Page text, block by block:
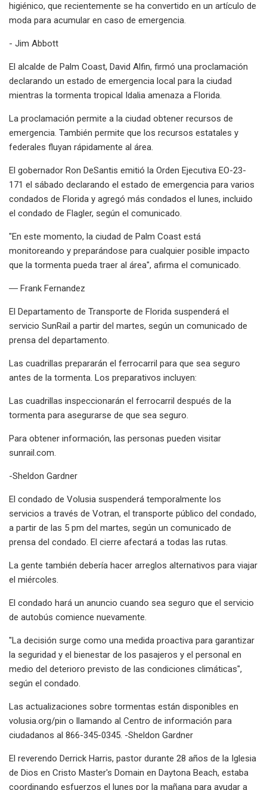
higiénico, que recientemente se ha convertido en un artículo de
moda para acumular en caso de emergencia.
- Jim Abbott
El alcalde de Palm Coast, David Alfin, firmó una proclamación
declarando un estado de emergencia local para la ciudad
mientras la tormenta tropical Idalia amenaza a Florida.
La proclamación permite a la ciudad obtener recursos de
emergencia. También permite que los recursos estatales y
federales fluyan rápidamente al área.
El gobernador Ron DeSantis emitió la Orden Ejecutiva EO-23-
171 el sábado declarando el estado de emergencia para varios
condados de Florida y agregó más condados el lunes, incluido
el condado de Flagler, según el comunicado.
"En este momento, la ciudad de Palm Coast está
monitoreando y preparándose para cualquier posible impacto
que la tormenta pueda traer al área", afirma el comunicado.
― Frank Fernandez
El Departamento de Transporte de Florida suspenderá el
servicio SunRail a partir del martes, según un comunicado de
prensa del departamento.
Las cuadrillas prepararán el ferrocarril para que sea seguro
antes de la tormenta. Los preparativos incluyen:
Las cuadrillas inspeccionarán el ferrocarril después de la
tormenta para asegurarse de que sea seguro.
Para obtener información, las personas pueden visitar
sunrail.com.
-Sheldon Gardner
El condado de Volusia suspenderá temporalmente los
servicios a través de Votran, el transporte público del condado,
a partir de las 5 pm del martes, según un comunicado de
prensa del condado. El cierre afectará a todas las rutas.
La gente también debería hacer arreglos alternativos para viajar
el miércoles.
El condado hará un anuncio cuando sea seguro que el servicio
de autobús comience nuevamente.
"La decisión surge como una medida proactiva para garantizar
la seguridad y el bienestar de los pasajeros y el personal en
medio del deterioro previsto de las condiciones climáticas",
según el condado.
Las actualizaciones sobre tormentas están disponibles en
volusia.org/pin o llamando al Centro de información para
ciudadanos al 866-345-0345. -Sheldon Gardner
El reverendo Derrick Harris, pastor durante 28 años de la Iglesia
de Dios en Cristo Master's Domain en Daytona Beach, estaba
coordinando esfuerzos el lunes por la mañana para ayudar a